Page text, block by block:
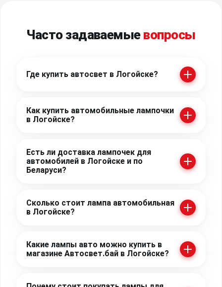
Часто задаваемые вопросы
Где купить автосвет в Логойске?
Как купить автомобильные лампочки
в Логойске?
Есть ли доставка лампочек для
автомобилей в Логойске и по
Беларуси?
Сколько стоит лампа автомобильная
в Логойске?
Какие лампы авто можно купить в
магазине Автосвет.бай в Логойске?